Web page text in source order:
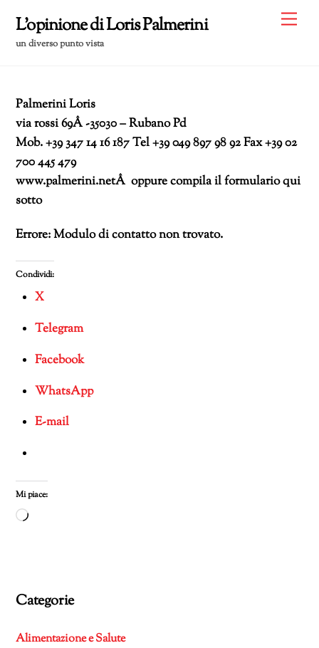
content
L'opinione di Loris Palmerini
un diverso punto vista
Palmerini Loris
via rossi 69Â -35030 – Rubano Pd
Mob. +39 347 14 16 187 Tel +39 049 897 98 92 Fax +39 02
700 445 479
www.palmerini.netÂ oppure compila il formulario qui
sotto
Errore:Modulo di contatto non trovato.
Condividi:
X
Telegram
Facebook
WhatsApp
E-mail
Mi piace:
Caricamento
Categorie
Alimentazione e Salute